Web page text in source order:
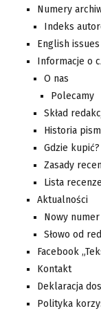
Numery
Indeks
English issues
Informacje o
O nas
Polecamy
Skład
Historia
Gdzie kupić?
Zasady
Lista
Aktualności
Nowy numer
Słowo od
Facebook
Kontakt
Deklaracja
Polityka